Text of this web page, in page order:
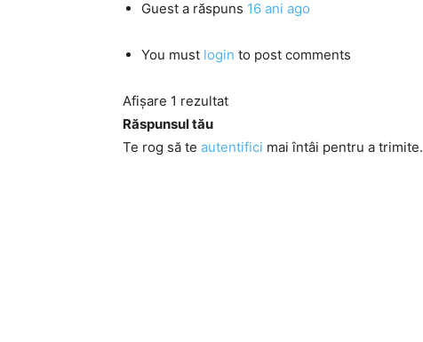
Guest a răspuns 16 ani ago
You must login to post comments
Afișare 1 rezultat
Răspunsul tău
Te rog să te autentifici mai întâi pentru a trimite.